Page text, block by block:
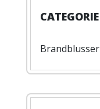
Brandblusser